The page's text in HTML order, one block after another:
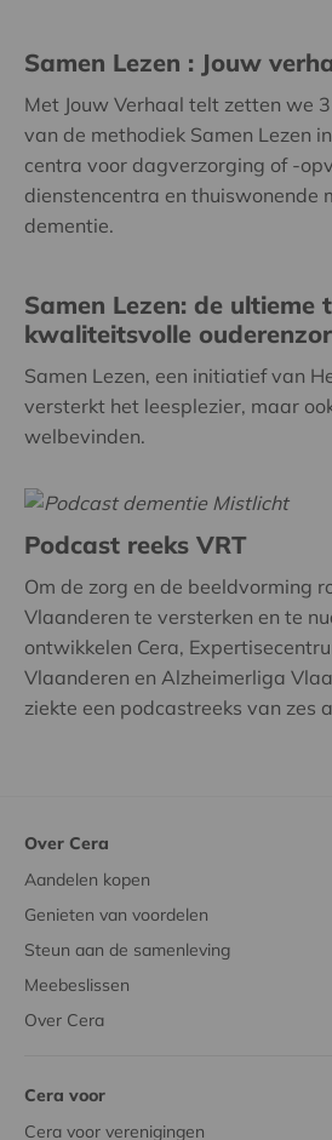
Samen Lezen : Jouw
Met Jouw Verhaal telt zetten we
van de methodiek Samen Lezen
centra voor dagverzorging of -
dienstencentra en thuiswonende
dementie.
Samen Lezen: de ultieme
kwaliteitsvolle
Samen Lezen, een initiatief van
versterkt het leesplezier, maar
welbevinden.
Podcast reeks VRT
Om de zorg en de beeldvorming
Vlaanderen te versterken en te
ontwikkelen Cera,
Vlaanderen en Alzheimerliga
ziekte een podcastreeks van zes
Over Cera
Aandelen kopen
Genieten van voordelen
Steun aan de samenleving
Meebeslissen
Over Cera
Cera voor
Cera voor verenigingen